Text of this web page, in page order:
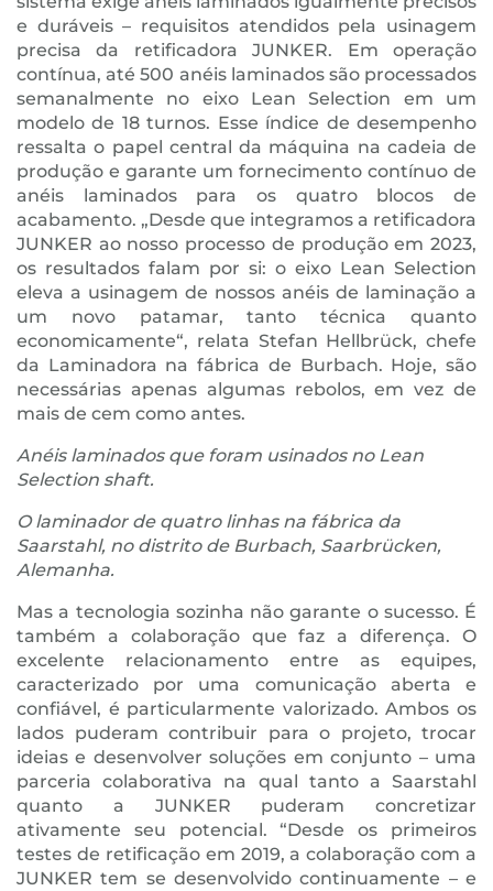
e duráveis – requisitos atendidos pela usinagem
precisa da retificadora JUNKER. Em operação
contínua, até 500 anéis laminados são processados
semanalmente no eixo Lean Selection em um
modelo de 18 turnos. Esse índice de desempenho
ressalta o papel central da máquina na cadeia de
produção e garante um fornecimento contínuo de
anéis laminados para os quatro blocos de
acabamento. „Desde que integramos a retificadora
JUNKER ao nosso processo de produção em 2023,
os resultados falam por si: o eixo Lean Selection
eleva a usinagem de nossos anéis de laminação a
um novo patamar, tanto técnica quanto
economicamente“, relata Stefan Hellbrück, chefe
da Laminadora na fábrica de Burbach. Hoje, são
necessárias apenas algumas rebolos, em vez de
mais de cem como antes.
Anéis laminados que foram usinados no Lean
Selection shaft.
O laminador de quatro linhas na fábrica da
Saarstahl, no distrito de Burbach, Saarbrücken,
Alemanha.
Mas a tecnologia sozinha não garante o sucesso. É
também a colaboração que faz a diferença. O
excelente relacionamento entre as equipes,
caracterizado por uma comunicação aberta e
confiável, é particularmente valorizado. Ambos os
lados puderam contribuir para o projeto, trocar
ideias e desenvolver soluções em conjunto – uma
parceria colaborativa na qual tanto a Saarstahl
quanto a JUNKER puderam concretizar
ativamente seu potencial. “Desde os primeiros
testes de retificação em 2019, a colaboração com a
JUNKER tem se desenvolvido continuamente – e